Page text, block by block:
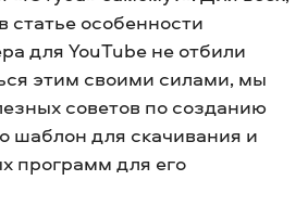
статье особенности
для YouTube не отбили
этим своими силами, мы
советов по созданию
шаблон для скачивания и
программ для его